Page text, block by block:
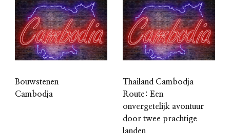
Bouwstenen
Cambodja
Thailand Cambodja
Route: Een
onvergetelijk avontuur
door twee prachtige
landen